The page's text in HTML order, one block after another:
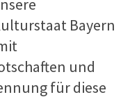
Bayern
und
für diese